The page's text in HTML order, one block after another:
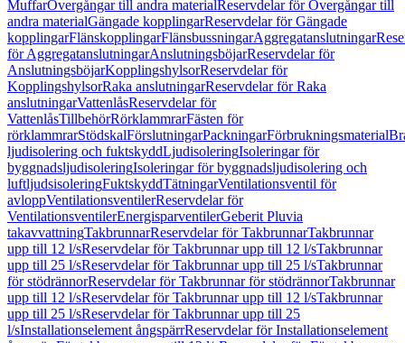
MuffarÖvergångar till andra materialReservdelar för Övergångar till
andra materialGängade kopplingarReservdelar för Gängade
kopplingarFlänskopplingarFlänsbussningarAggregatanslutningar
för AggregatanslutningarAnslutningsböjarReservdelar för
AnslutningsböjarKopplingshylsorReservdelar för
KopplingshylsorRaka anslutningarReservdelar för Raka
anslutningarVattenlåsReservdelar för
VattenlåsTillbehörRörklammrarFästen för
rörklammrarStödskalFörslutningarPackningarFörbrukningsmaterial
ljudisolering och fuktskyddLjudisoleringIsoleringar för
byggnadsljudisoleringIsoleringar för byggnadsljudisolering och
luftljudsisoleringFuktskyddTätningarVentilationsventil för
avloppVentilationsventilerReservdelar för
VentilationsventilerEnergisparventilerGeberit Pluvia
takavvattningTakbrunnarReservdelar för TakbrunnarTakbrunnar
upp till 12 l/sReservdelar för Takbrunnar upp till 12 l/sTakbrunnar
upp till 25 l/sReservdelar för Takbrunnar upp till 25 l/sTakbrunnar
för stödrännorReservdelar för Takbrunnar för stödrännorTakbrunnar
upp till 12 l/sReservdelar för Takbrunnar upp till 12 l/sTakbrunnar
upp till 25 l/sReservdelar för Takbrunnar upp till 25
l/sInstallationselement ångspärrReservdelar för Installationselement